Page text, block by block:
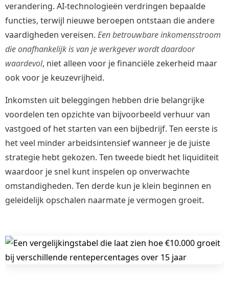
verandering. AI-technologieën verdringen bepaalde
functies, terwijl nieuwe beroepen ontstaan die andere
vaardigheden vereisen. Een betrouwbare inkomensstroom
die onafhankelijk is van je werkgever wordt daardoor
waardevol, niet alleen voor je financiële zekerheid maar
ook voor je keuzevrijheid.
Inkomsten uit beleggingen hebben drie belangrijke
voordelen ten opzichte van bijvoorbeeld verhuur van
vastgoed of het starten van een bijbedrijf. Ten eerste is
het veel minder arbeidsintensief wanneer je de juiste
strategie hebt gekozen. Ten tweede biedt het liquiditeit
waardoor je snel kunt inspelen op onverwachte
omstandigheden. Ten derde kun je klein beginnen en
geleidelijk opschalen naarmate je vermogen groeit.